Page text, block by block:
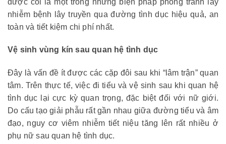
nhiễm bệnh lây truyền qua đường tình dục hiệu quả, an
toàn và tiết kiệm chi phí nhất.
Vệ sinh vùng kín sau quan hệ tình dục
Đây là vấn đề ít được các cặp đôi sau khi “lâm trận” quan
tâm. Trên thực tế, việc đi tiểu và vệ sinh sau khi quan hệ
tình dục lại cực kỳ quan trọng, đặc biệt đối với nữ giới.
Do cấu tạo giải phẫu rất gần nhau giữa đường tiểu và âm
đạo, nguy cơ viêm nhiễm tiết niệu tăng lên rất nhiều ở
phụ nữ sau quan hệ tình dục.